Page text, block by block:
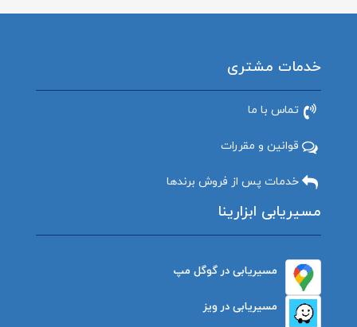
خدمات مشتری
تماس با ما
قوانین و مقررات
خدمات پس از فروش برندها
مسیریابی ابزارینا
مسیریابی در گوگل مپ
مسیریابی در ویز